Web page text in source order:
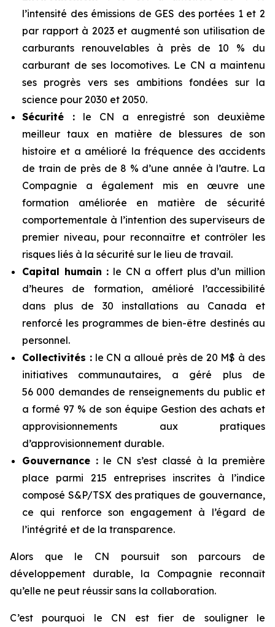
l’intensité des émissions de GES des portées 1 et 2
par rapport à 2023 et augmenté son utilisation de
carburants renouvelables à près de 10 % du
carburant de ses locomotives. Le CN a maintenu
ses progrès vers ses ambitions fondées sur la
science pour 2030 et 2050.
Sécurité : le CN a enregistré son deuxième
meilleur taux en matière de blessures de son
histoire et a amélioré la fréquence des accidents
de train de près de 8 % d’une année à l’autre. La
Compagnie a également mis en œuvre une
formation améliorée en matière de sécurité
comportementale à l’intention des superviseurs de
premier niveau, pour reconnaître et contrôler les
risques liés à la sécurité sur le lieu de travail.
Capital humain : le CN a offert plus d’un million
d’heures de formation, amélioré l’accessibilité
dans plus de 30 installations au Canada et
renforcé les programmes de bien-être destinés au
personnel.
Collectivités :le CN a alloué près de 20 M$ à des
initiatives communautaires, a géré plus de
56 000 demandes de renseignements du public et
a formé 97 % de son équipe Gestion des achats et
approvisionnements aux pratiques
d’approvisionnement durable.
Gouvernance : le CN s’est classé à la première
place parmi 215 entreprises inscrites à l’indice
composé S&P/TSX des pratiques de gouvernance,
ce qui renforce son engagement à l’égard de
l’intégrité et de la transparence.
Alors que le CN poursuit son parcours de
développement durable, la Compagnie reconnaît
qu’elle ne peut réussir sans la collaboration.
C’est pourquoi le CN est fier de souligner le